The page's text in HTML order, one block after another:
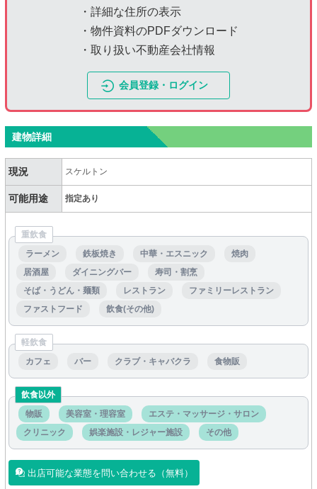
・詳細な住所の表示
・物件資料のPDFダウンロード
・取り扱い不動産会社情報
会員登録・ログイン
建物詳細
現況 スケルトン
可能用途 指定あり
重飲食
ラーメン
鉄板焼き 中華・エスニック
焼肉
居酒屋
ダイニングバー
寿司・割烹
そば・うどん・麺類
レストラン
ファミリーレストラン
ファストフード
飲食(その他)
軽飲食
カフェ
バー クラブ・キャバクラ 食物販
飲食以外
物販
美容室・理容室
エステ・マッサージ・サロン
クリニック
娯楽施設・レジャー施設 その他
出店可能な業態を問い合わせる（無料）